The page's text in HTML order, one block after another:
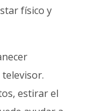
físico y
estirar el